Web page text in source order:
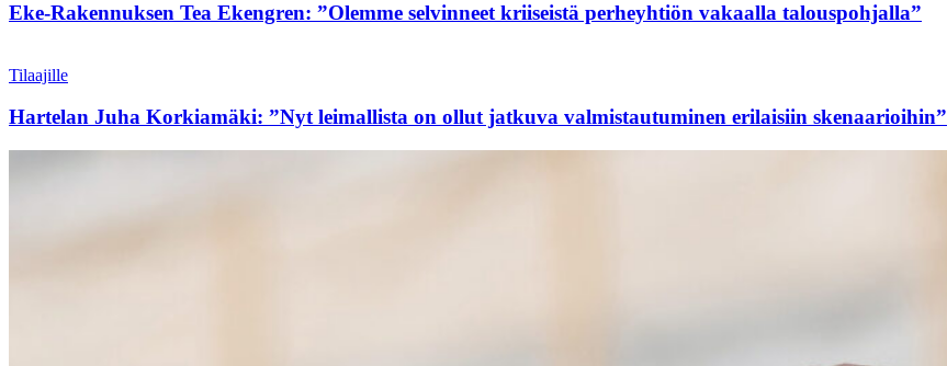
Eke-Rakennuksen Tea Ekengren: ”Olemme selvinneet kriiseistä perheyhtiön vakaalla talouspohjalla”
Tilaajille
Hartelan Juha Korkiamäki: ”Nyt leimallista on ollut jatkuva valmistautuminen erilaisiin skenaarioihin”